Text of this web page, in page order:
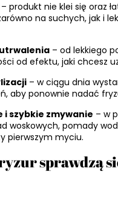
– produkt nie klei się oraz
na suchych, jak i
– od lekkiego
od efektu, jaki chcesz
– w ciągu dnia
aby ponownie nadać
i szybkie zmywanie – w
woskowych, pomady
pierwszym myciu.
sprawdzą